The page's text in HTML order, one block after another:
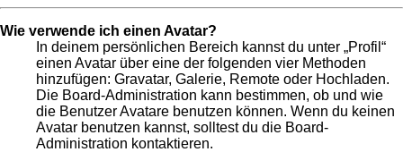
Wie verwende ich einen Avatar?
In deinem persönlichen Bereich kannst du unter „Profil“
einen Avatar über eine der folgenden vier Methoden
hinzufügen: Gravatar, Galerie, Remote oder Hochladen.
Die Board-Administration kann bestimmen, ob und wie
die Benutzer Avatare benutzen können. Wenn du keinen
Avatar benutzen kannst, solltest du die Board-
Administration kontaktieren.